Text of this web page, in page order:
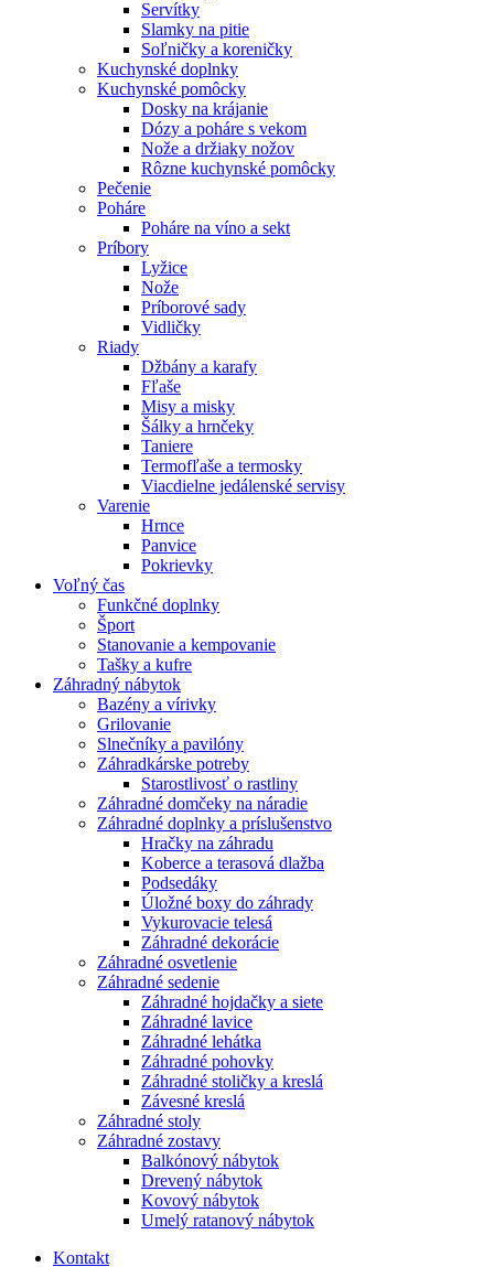
Servítky
Slamky na pitie
Soľničky a koreničky
Kuchynské doplnky
Kuchynské pomôcky
Dosky na krájanie
Dózy a poháre s vekom
Nože a držiaky nožov
Rôzne kuchynské pomôcky
Pečenie
Poháre
Poháre na víno a sekt
Príbory
Lyžice
Nože
Príborové sady
Vidličky
Riady
Džbány a karafy
Fľaše
Misy a misky
Šálky a hrnčeky
Taniere
Termofľaše a termosky
Viacdielne jedálenské servisy
Varenie
Hrnce
Panvice
Pokrievky
Voľný čas
Funkčné doplnky
Šport
Stanovanie a kempovanie
Tašky a kufre
Záhradný nábytok
Bazény a vírivky
Grilovanie
Slnečníky a pavilóny
Záhradkárske potreby
Starostlivosť o rastliny
Záhradné domčeky na náradie
Záhradné doplnky a príslušenstvo
Hračky na záhradu
Koberce a terasová dlažba
Podsedáky
Úložné boxy do záhrady
Vykurovacie telesá
Záhradné dekorácie
Záhradné osvetlenie
Záhradné sedenie
Záhradné hojdačky a siete
Záhradné lavice
Záhradné lehátka
Záhradné pohovky
Záhradné stoličky a kreslá
Závesné kreslá
Záhradné stoly
Záhradné zostavy
Balkónový nábytok
Drevený nábytok
Kovový nábytok
Umelý ratanový nábytok
Kontakt